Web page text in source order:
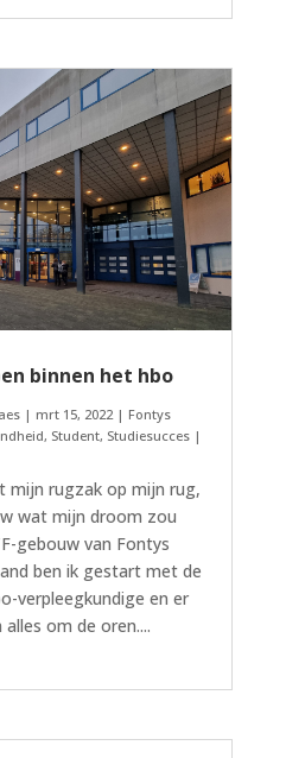
binnen het hbo
| mrt 15, 2022| Fontys
, Student, Studiesucces|
mijn rugzak op mijn rug,
wat mijn droom zou
gebouw van Fontys
ben ik gestart met de
verpleegkundige en er
om de oren....